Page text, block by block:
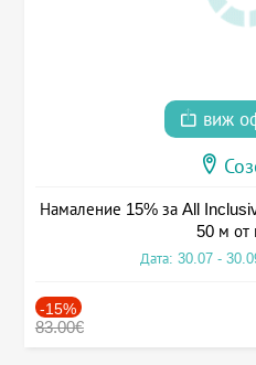
виж
Намаление 15% за All
50 м от
Дата: 30.07 -
-15%
83.00€